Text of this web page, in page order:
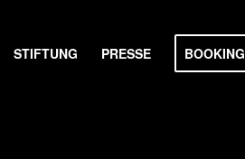
STIFTUNG PRESSE BOOKING